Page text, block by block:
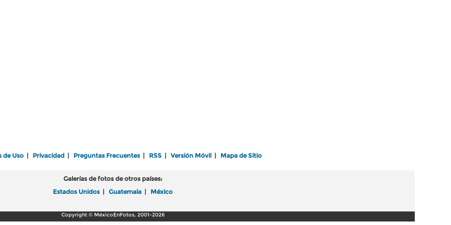
de Uso Privacidad Preguntas Frecuentes RSS Versión Móvil Mapa de Sitio
Galerías de fotos de otros países:
Estados Unidos
Guatemala México
Copyright © MéxicoEnFotos, 2001-2026